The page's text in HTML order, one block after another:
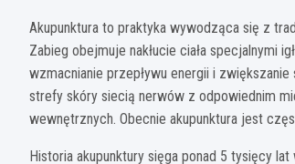
Akupunktura to praktyka wywodząca się z
Zabieg obejmuje nakłucie ciała specjalnymi
wzmacnianie przepływu energii i zwiększanie
strefy skóry siecią nerwów z odpowiednim
wewnętrznych. Obecnie akupunktura jest
Historia akupunktury sięga ponad 5 tysięcy